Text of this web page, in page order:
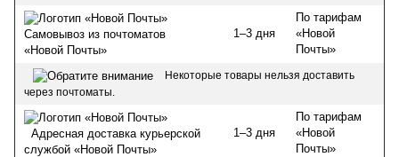
Самовывоз из почтоматов
«Новой Почты»
1–3 дня
По тарифам
«Новой
Почты»
Некоторые товары нельзя доставить
через почтоматы.
Адресная доставка курьерской
службой «Новой Почты»
1–3 дня
По тарифам
«Новой
Почты»